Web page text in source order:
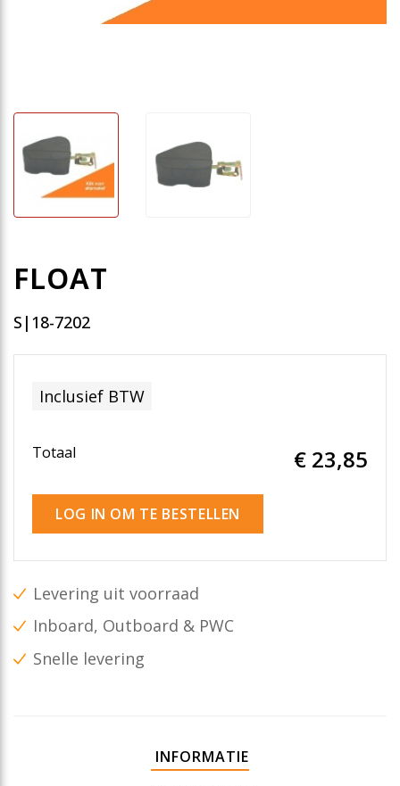
FLOAT
S|18-7202
Inclusief BTW
Totaal € 23,85
LOG IN OM TE BESTELLEN
Levering uit voorraad
Inboard, Outboard & PWC
Snelle levering
INFORMATIE